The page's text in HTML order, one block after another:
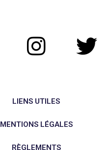
LIENS UTILES
MENTIONS LÉGALES
RÈGLEMENTS